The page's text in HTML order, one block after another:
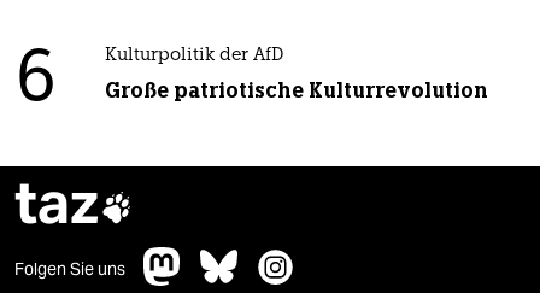
6 Kulturpolitik der AfD
Große patriotische Kulturrevolution
taz
Folgen Sie uns